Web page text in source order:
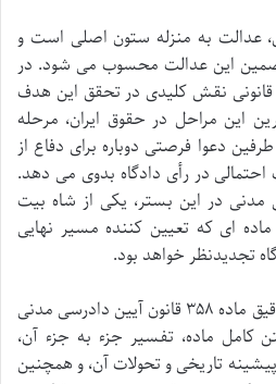
عدالت به منزله ستون اصلی است و
تضمین این عدالت محسوب می شود. در
قانونی نقش کلیدی در تحقق این هدف
این مراحل در حقوق ایران، مرحله
دعوا فرصتی دوباره برای دفاع از
در رأی دادگاه بدوی می دهد.
مدنی در این بستر، یکی از شاه بیت
ای که تعیین کننده مسیر نهایی
تجدیدنظر خواهد بود.
این مقاله به تشریح جامع و دقیق ماده ۳۵۸ قانون آیین دادرسی مدنی
کامل ماده، تفسیر جزء به جزء آن،
پیشینه تاریخی و تحولات آن، و همچنین